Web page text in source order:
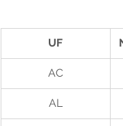
UF
AC
AL